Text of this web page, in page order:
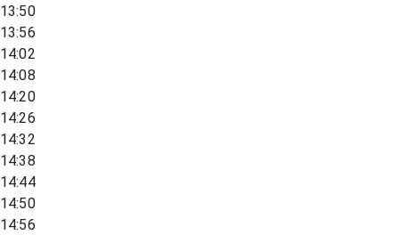
13:50
13:56
14:02
14:08
14:20
14:26
14:32
14:38
14:44
14:50
14:56